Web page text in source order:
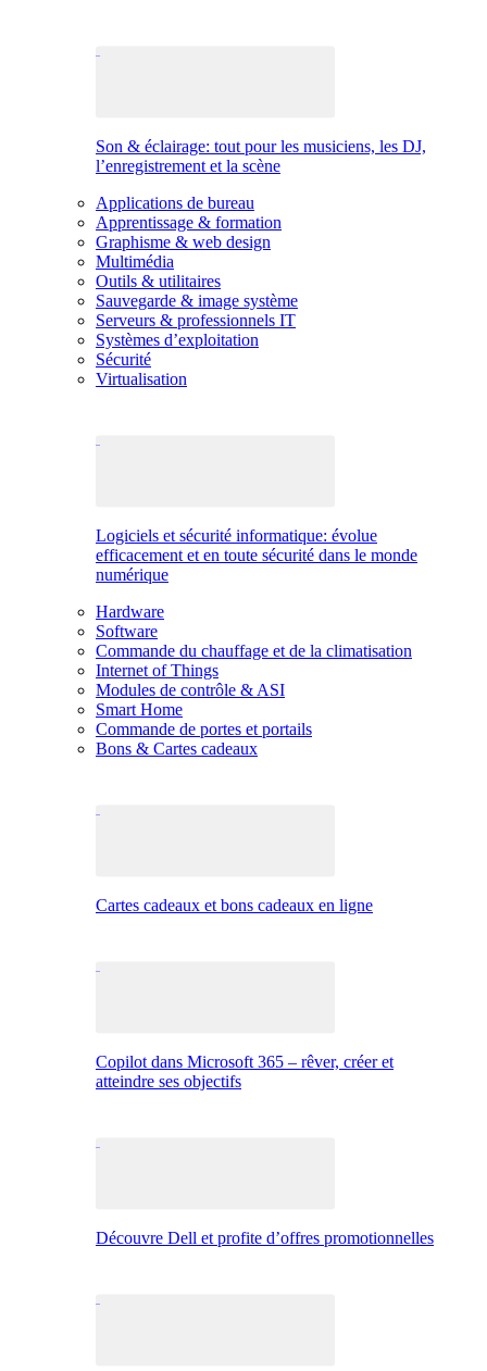
Son & éclairage: tout pour les musiciens, les DJ,
l’enregistrement et la scène
Applications de bureau
Apprentissage & formation
Graphisme & web design
Multimédia
Outils & utilitaires
Sauvegarde & image système
Serveurs & professionnels IT
Systèmes d’exploitation
Sécurité
Virtualisation
Logiciels et sécurité informatique: évolue
efficacement et en toute sécurité dans le monde
numérique
Hardware
Software
Commande du chauffage et de la climatisation
Internet of Things
Modules de contrôle & ASI
Smart Home
Commande de portes et portails
Bons & Cartes cadeaux
Cartes cadeaux et bons cadeaux en ligne
Copilot dans Microsoft 365 – rêver, créer et
atteindre ses objectifs
Découvre Dell et profite d’offres promotionnelles